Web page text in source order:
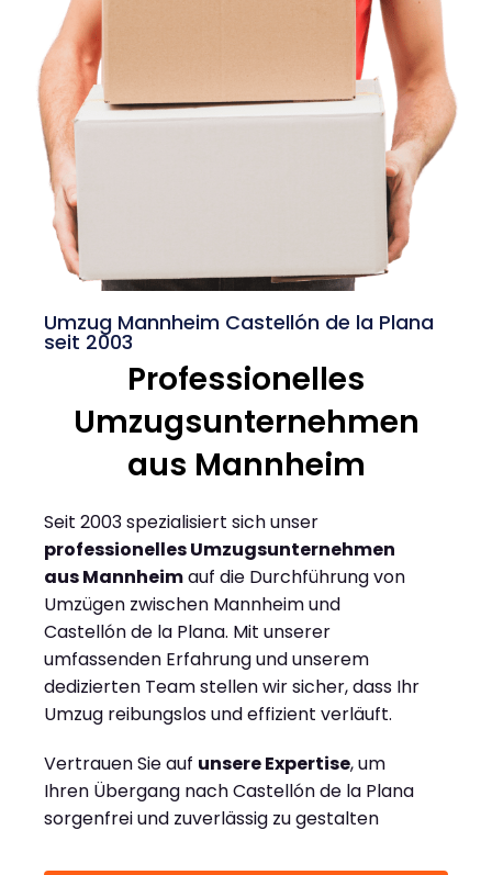
Umzug Mannheim Castellón de la Plana
seit 2003
Professionelles
Umzugsunternehmen
aus Mannheim
Seit 2003 spezialisiert sich unser
professionelles Umzugsunternehmen
aus Mannheimauf die Durchführung von
Umzügen zwischen Mannheim und
Castellón de la Plana. Mit unserer
umfassenden Erfahrung und unserem
dedizierten Team stellen wir sicher, dass Ihr
Umzug reibungslos und effizient verläuft.
Vertrauen Sie auf unsere Expertise, um
Ihren Übergang nach Castellón de la Plana
sorgenfrei und zuverlässig zu gestalten